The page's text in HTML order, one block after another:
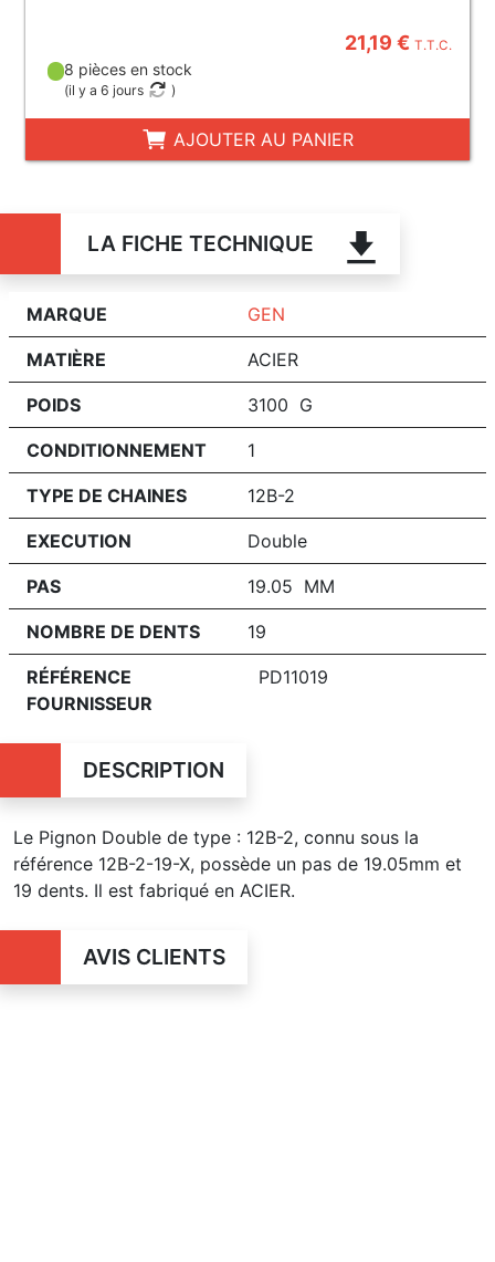
21,19 €T.T.C.
8 pièces en stock
(il y a 6 jours )
AJOUTER AU PANIER
LA FICHE TECHNIQUE
MARQUE GEN
MATIÈRE ACIER
POIDS 3100 G
CONDITIONNEMENT 1
TYPE DE CHAINES 12B-2
EXECUTION Double
PAS 19.05 MM
NOMBRE DE DENTS 19
RÉFÉRENCE
FOURNISSEUR
PD11019
DESCRIPTION
Le Pignon Double de type : 12B-2, connu sous la
référence 12B-2-19-X, possède un pas de 19.05mm et
19 dents. Il est fabriqué en ACIER.
AVIS CLIENTS